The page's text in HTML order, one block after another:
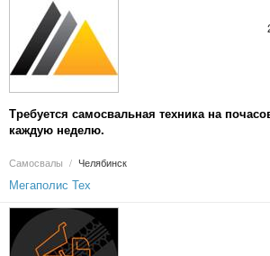
Требуется самосвальная техника на
каждую неделю.
Самосвалы / Челябинск
Мегаполис Тех